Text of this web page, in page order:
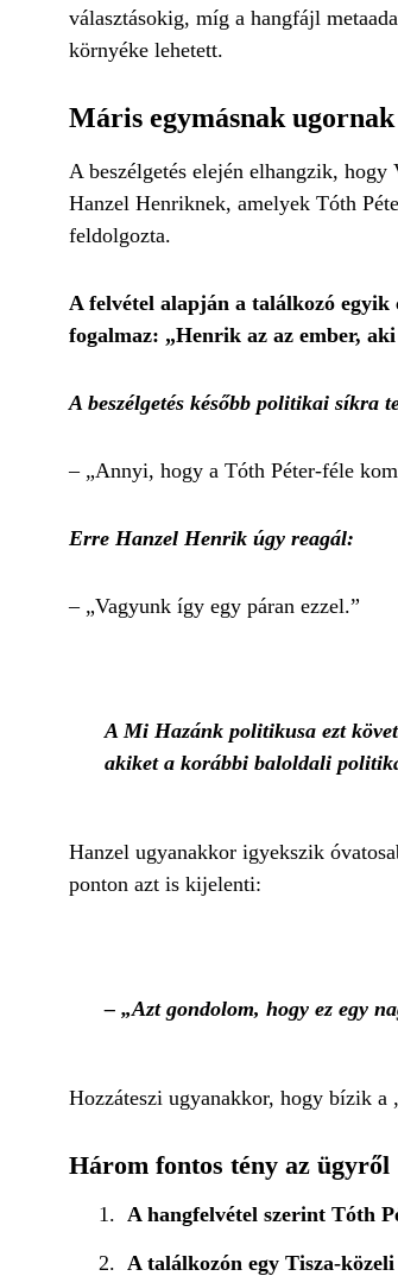
választásokig, míg a hangfájl
környéke lehetett.
Máris egymásnak
A beszélgetés elején elhangzik,
Hanzel Henriknek, amelyek Tóth
feldolgozta.
A felvétel alapján a találkozó
fogalmaz: „Henrik az az ember,
A beszélgetés később politikai síkra
– „Annyi, hogy a Tóth Péter-féle
Erre Hanzel Henrik úgy reagál:
– „Vagyunk így egy páran ezzel.”
A Mi Hazánk politikusa ezt
akiket a korábbi baloldali
Hanzel ugyanakkor igyekszik
ponton azt is kijelenti:
– „Azt gondolom, hogy ez egy
Hozzáteszi ugyanakkor, hogy bízik a
Három fontos tény az ügyről
A hangfelvétel szerint Tóth
A találkozón egy Tisza-